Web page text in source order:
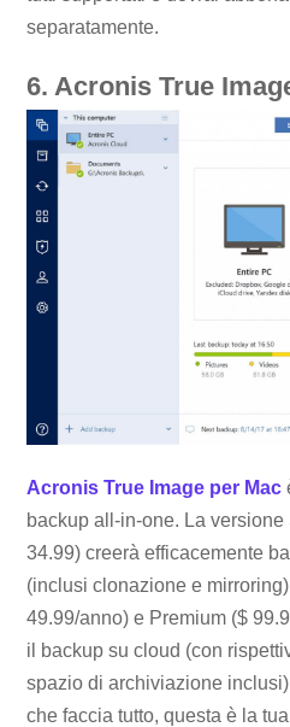
separatamente.
6. Acronis True
Acronis True Image per Mac
backup all-in-one. La
34.99) creerà efficacemente
(inclusi clonazione e
49.99/anno) e Premium ($
il backup su cloud (con
spazio di archiviazione
che faccia tutto, questa è la